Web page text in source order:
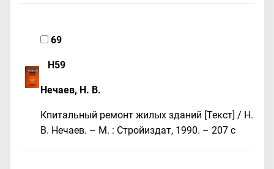
69
Н59
Нечаев, Н. В.
Кпитальный ремонт жилых зданий [Текст] / Н.
В. Нечаев. – М. : Стройиздат, 1990. – 207 c